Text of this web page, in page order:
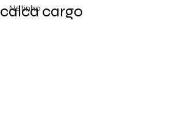
Netinho
calca cargo